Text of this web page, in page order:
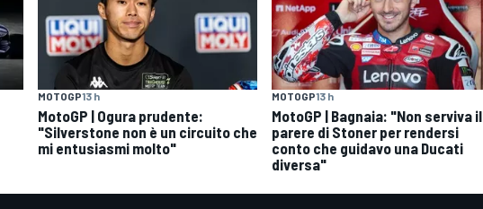
MOTOGP13 h
MotoGP | Ogura prudente:
"Silverstone non è un circuito che
mi entusiasmi molto"
MOTOGP13 h
MotoGP | Bagnaia: "Non serviva il
parere di Stoner per rendersi
conto che guidavo una Ducati
diversa"